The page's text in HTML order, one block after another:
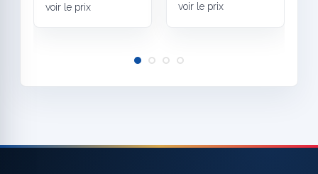
voir le prix
voir le prix